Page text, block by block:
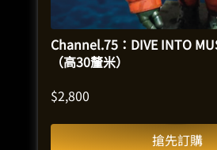
Channel.75：DIVE INTO
（高30釐米）
$2,800
搶先訂購